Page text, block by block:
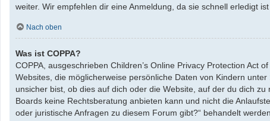
weiter. Wir empfehlen dir eine Anmeldung, da sie schnell erledigt
Nach oben
Was ist COPPA?
COPPA, ausgeschrieben Children’s Online Privacy Protection
Websites, die möglicherweise persönliche Daten von Kindern
unsicher bist, ob dies auf dich oder die Website, auf der du dich
Boards keine Rechtsberatung anbieten kann und nicht die
oder juristische Anfragen zu diesem Forum gibt?“ behandelt